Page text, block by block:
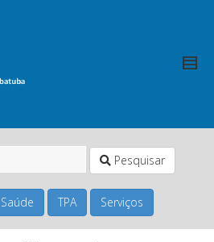
Pesquisar
Saúde TPA Serviços